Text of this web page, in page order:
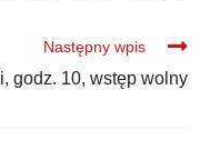
Następny wpis
godz. 10, wstęp wolny